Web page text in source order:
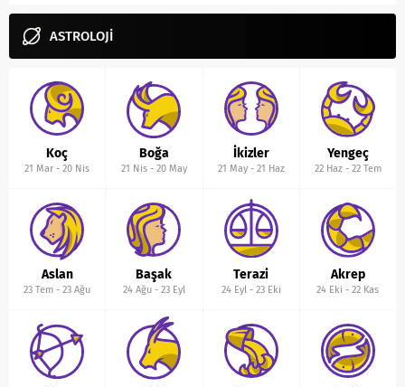
ASTROLOJİ
Koç
21 Mar -20 Nis
Boğa
21 Nis- 20 May
İkizler
21 May- 21 Haz
Yengeç
22 Haz- 22 Tem
Aslan
23 Tem -23 Ağu
Başak
24 Ağu- 23 Eyl
Terazi
24 Eyl- 23 Eki
Akrep
24 Eki -22 Kas